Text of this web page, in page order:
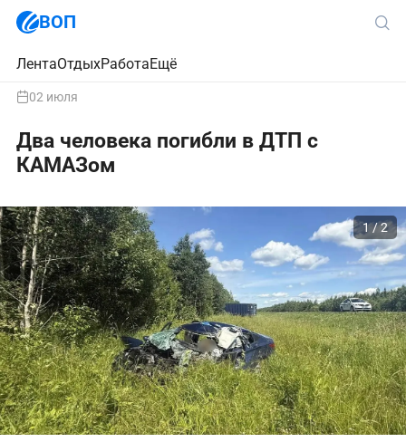
ВОП
ЛентаОтдыхРаботаЕщё
02 июля
Два человека погибли в ДТП с
КАМАЗом
1 / 2